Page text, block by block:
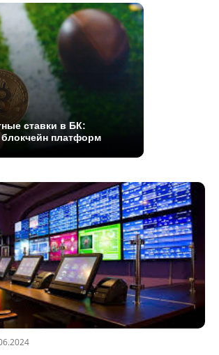
ставки в БК:
платформ